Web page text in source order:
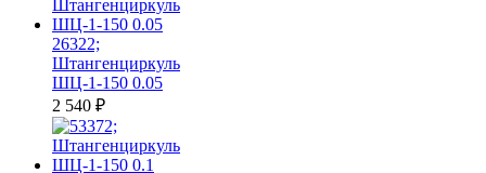
26322;
Штангенциркуль
ШЦ-1-150 0.05
2 540 ₽